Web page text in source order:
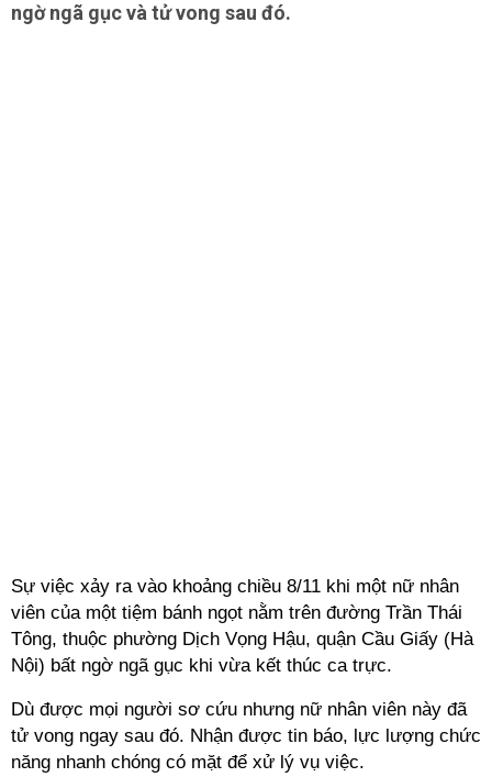
ngờ ngã gục và tử vong sau đó.
Sự việc xảy ra vào khoảng chiều 8/11 khi một nữ nhân
viên của một tiệm bánh ngọt nằm trên đường Trần Thái
Tông, thuộc phường Dịch Vọng Hậu, quận Cầu Giấy (Hà
Nội) bất ngờ ngã gục khi vừa kết thúc ca trực.
Dù được mọi người sơ cứu nhưng nữ nhân viên này đã
tử vong ngay sau đó. Nhận được tin báo, lực lượng chức
năng nhanh chóng có mặt để xử lý vụ việc.